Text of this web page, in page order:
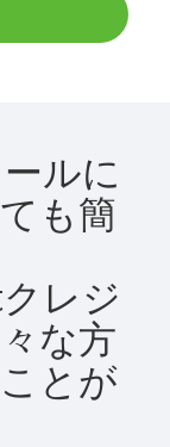
ルに
も簡
レジ
な方
とが